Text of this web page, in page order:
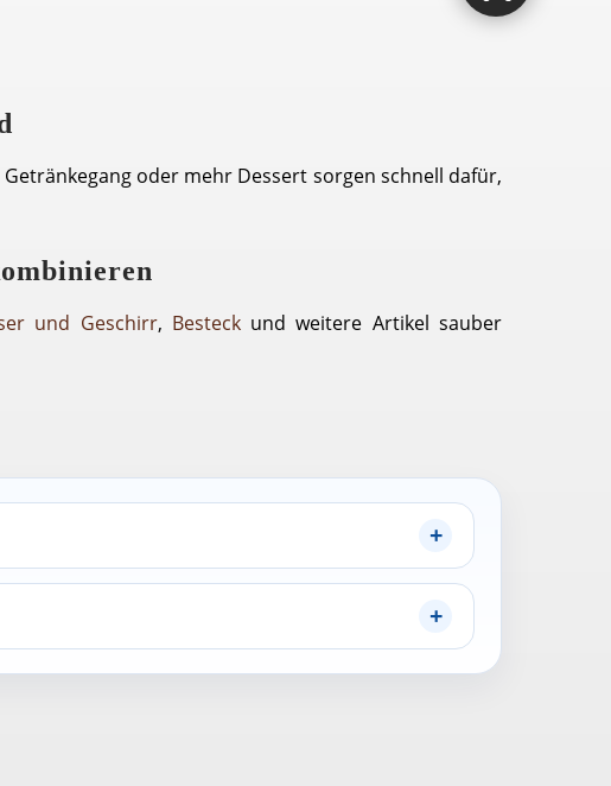
oder mehr Dessert sorgen schnell dafür,
und Geschirr, Besteckund weitere Artikel sauber